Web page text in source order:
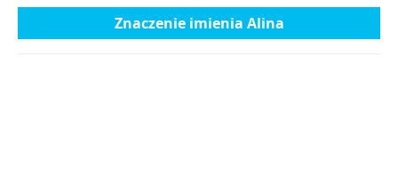
Znaczenie imienia Alina